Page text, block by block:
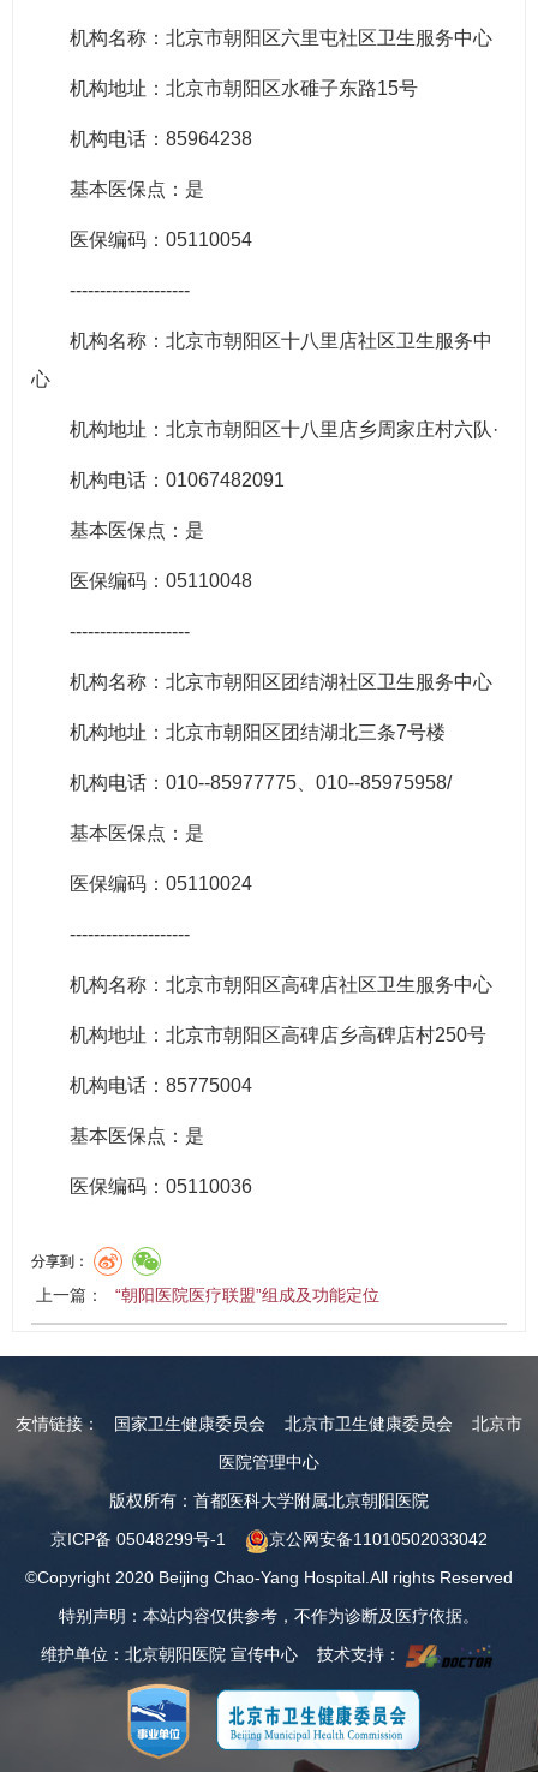
机构名称：北京市朝阳区六里屯社区卫生服务中心
机构地址：北京市朝阳区水碓子东路15号
机构电话：85964238
基本医保点：是
医保编码：05110054
--------------------
机构名称：北京市朝阳区十八里店社区卫生服务中
心
机构地址：北京市朝阳区十八里店乡周家庄村六队·
机构电话：01067482091
基本医保点：是
医保编码：05110048
--------------------
机构名称：北京市朝阳区团结湖社区卫生服务中心
机构地址：北京市朝阳区团结湖北三条7号楼
机构电话：010--85977775、010--85975958/
基本医保点：是
医保编码：05110024
--------------------
机构名称：北京市朝阳区高碑店社区卫生服务中心
机构地址：北京市朝阳区高碑店乡高碑店村250号
机构电话：85775004
基本医保点：是
医保编码：05110036
分享到：
上一篇： “朝阳医院医疗联盟”组成及功能定位
友情链接： 国家卫生健康委员会 北京市卫生健康委员会
北京市
医院管理中心
版权所有：首都医科大学附属北京朝阳医院
京ICP备 05048299号-1
京公网安备11010502033042
©Copyright 2020 Beijing Chao-Yang Hospital.All rights Reserved
特别声明：本站内容仅供参考，不作为诊断及医疗依据。
维护单位：北京朝阳医院 宣传中心 技术支持：